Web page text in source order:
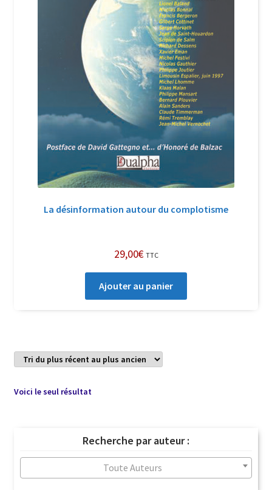
Politique de confidentialité et cookies
Qui sommes-nous ?
Soutien à Philippe Randa
Suivi de la Commande
La désinformation autour du complotisme
29,00€ TTC
Ajouter au panier
Voici le seul résultat
Recherche par auteur :
Toute Auteurs